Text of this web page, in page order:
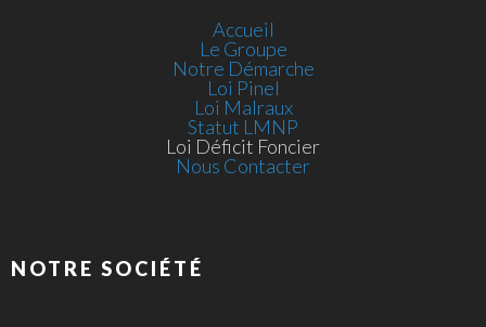
Accueil
Le Groupe
Notre Démarche
Loi Pinel
Loi Malraux
Statut LMNP
Loi Déficit Foncier
Nous Contacter
NOTRE SOCIÉTÉ